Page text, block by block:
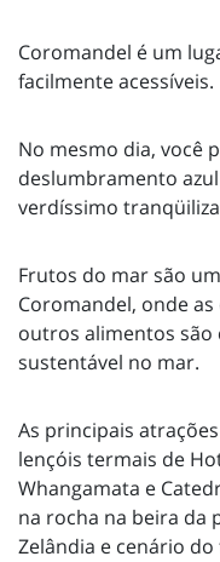
Coromandel é um
facilmente acessíveis.
No mesmo dia, você
deslumbramento
verdíssimo
Frutos do mar são
Coromandel, onde
outros alimentos são
sustentável no mar.
As principais
lençóis termais de
Whangamata e
na rocha na beira da
Zelândia e cenário